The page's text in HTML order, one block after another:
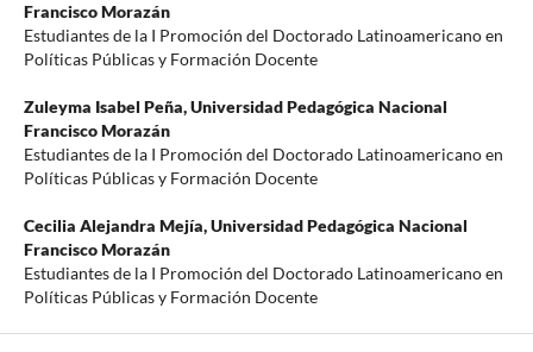
Francisco Morazán
Estudiantes de la I Promoción del Doctorado Latinoamericano en
Políticas Públicas y Formación Docente
Zuleyma Isabel Peña,Universidad Pedagógica Nacional
Francisco Morazán
Estudiantes de la I Promoción del Doctorado Latinoamericano en
Políticas Públicas y Formación Docente
Cecilia Alejandra Mejía,Universidad Pedagógica Nacional
Francisco Morazán
Estudiantes de la I Promoción del Doctorado Latinoamericano en
Políticas Públicas y Formación Docente